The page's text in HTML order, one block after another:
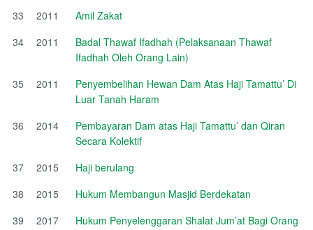
33 2011
Amil Zakat
34
2011
Badal Thawaf Ifadhah (Pelaksanaan Thawaf
Ifadhah Oleh Orang Lain)
35
2011
Penyembelihan Hewan Dam Atas Haji Tamattu’ Di
Luar Tanah Haram
36
2014
Pembayaran Dam atas Haji Tamattu’ dan Qiran
Secara Kolektif
37
2015
Haji berulang
38
2015
Hukum Membangun Masjid Berdekatan
39
2017
Hukum Penyelenggaran Shalat Jum’at Bagi Orang